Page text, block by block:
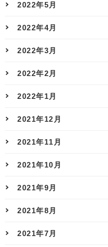
2022年5月
2022年4月
2022年3月
2022年2月
2022年1月
2021年12月
2021年11月
2021年10月
2021年9月
2021年8月
2021年7月